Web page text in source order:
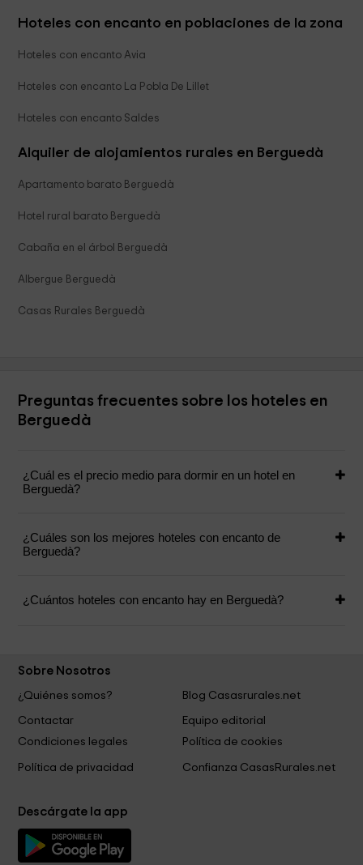
Hoteles con encanto en poblaciones de la zona
Hoteles con encanto Avia
Hoteles con encanto La Pobla De Lillet
Hoteles con encanto Saldes
Alquiler de alojamientos rurales en Berguedà
Apartamento barato Berguedà
Hotel rural barato Berguedà
Cabaña en el árbol Berguedà
Albergue Berguedà
Casas Rurales Berguedà
Preguntas frecuentes sobre los hoteles en
Berguedà
¿Cuál es el precio medio para dormir en un hotel en
Berguedà?
¿Cuáles son los mejores hoteles con encanto de
Berguedà?
¿Cuántos hoteles con encanto hay en Berguedà?
Sobre Nosotros
¿Quiénes somos?
Blog Casasrurales.net
Contactar
Equipo editorial
Condiciones legales
Política de cookies
Política de privacidad Confianza CasasRurales.net
Descárgate la app